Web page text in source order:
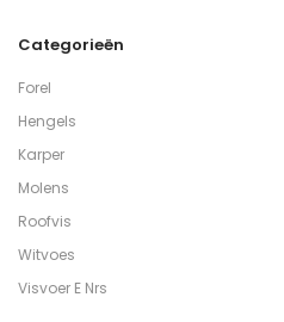
Categorieën
Forel
Hengels
Karper
Molens
Roofvis
Witvoes
Visvoer E Nrs